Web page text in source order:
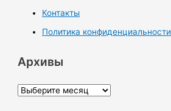
Контакты
Политика конфиденциальности
Архивы
А